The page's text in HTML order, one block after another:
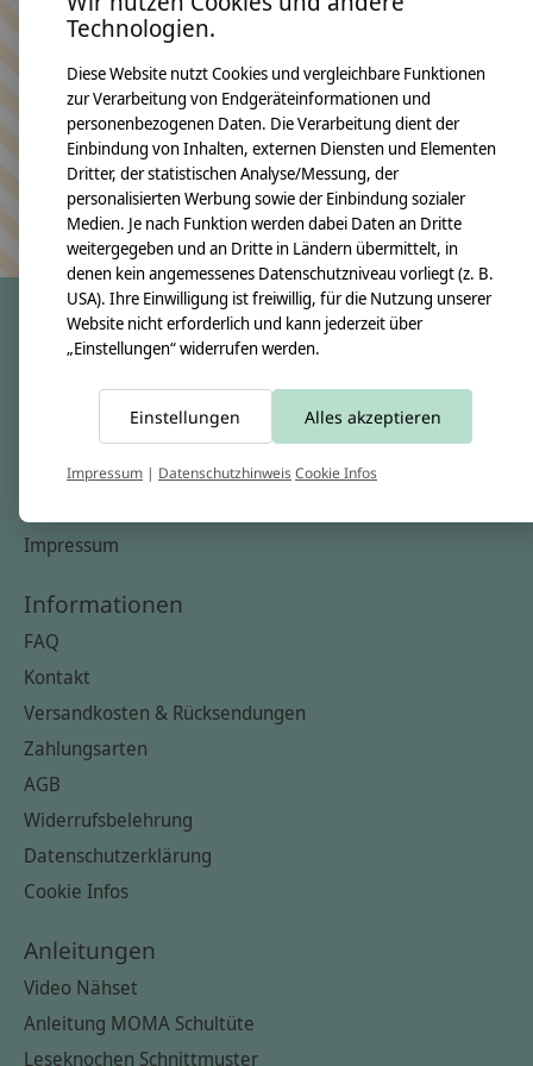
Bleiben Sie in Kontakt
Keine Sorge, wir übertreiben es nicht
crêpes suzette
Unsere Creppies
Nähkästchen
Impressum
Informationen
FAQ
Kontakt
Versandkosten & Rücksendungen
Zahlungsarten
AGB
Widerrufsbelehrung
Datenschutzerklärung
Cookie Infos
Anleitungen
Video Nähset
Anleitung MOMA Schultüte
Leseknochen Schnittmuster
Technologien.
Diese Website nutzt Cookies und vergleichbare Funktionen
zur Verarbeitung von Endgeräteinformationen und
personenbezogenen Daten. Die Verarbeitung dient der
Einbindung von Inhalten, externen Diensten und Elementen
Dritter, der statistischen Analyse/Messung, der
personalisierten Werbung sowie der Einbindung sozialer
Medien. Je nach Funktion werden dabei Daten an Dritte
weitergegeben und an Dritte in Ländern übermittelt, in
denen kein angemessenes Datenschutzniveau vorliegt (z. B.
USA). Ihre Einwilligung ist freiwillig, für die Nutzung unserer
Website nicht erforderlich und kann jederzeit über
„Einstellungen“ widerrufen werden.
Einstellungen Alles akzeptieren
Impressum | DatenschutzhinweisCookie Infos